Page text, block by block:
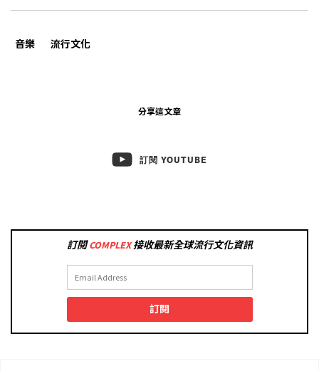
音樂 流行文化
分享這文章
訂閱 YOUTUBE
訂閱COMPLEX接收最新全球流行文化資訊
訂閱